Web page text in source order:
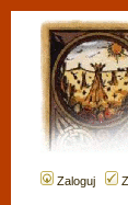
Zaloguj